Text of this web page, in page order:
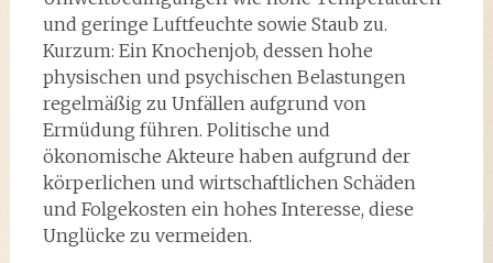
und geringe Luftfeuchte sowie Staub zu.
Kurzum: Ein Knochenjob, dessen hohe
physischen und psychischen Belastungen
regelmäßig zu Unfällen aufgrund von
Ermüdung führen. Politische und
ökonomische Akteure haben aufgrund der
körperlichen und wirtschaftlichen Schäden
und Folgekosten ein hohes Interesse, diese
Unglücke zu vermeiden.